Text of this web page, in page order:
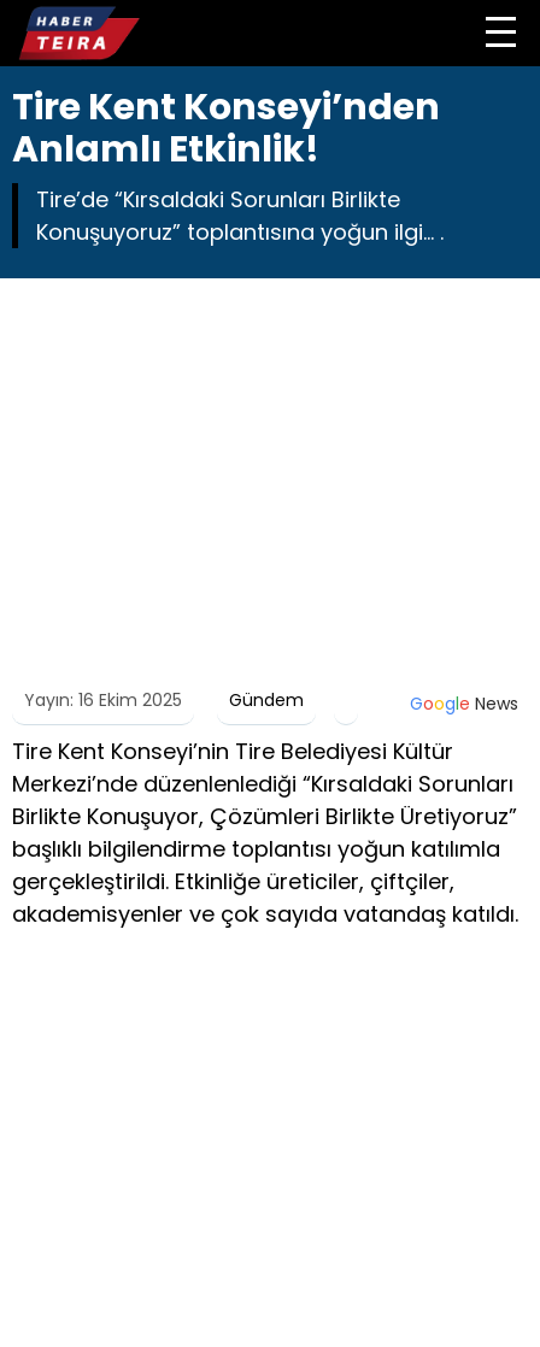
Tire Kent Konseyi’nden
Anlamlı Etkinlik!
Tire’de “Kırsaldaki Sorunları Birlikte
Konuşuyoruz” toplantısına yoğun ilgi... .
Yayın: 16 Ekim 2025 Gündem Google News
Tire Kent Konseyi’nin Tire Belediyesi Kültür
Merkezi’nde düzenlenlediği “Kırsaldaki Sorunları
Birlikte Konuşuyor, Çözümleri Birlikte Üretiyoruz”
başlıklı bilgilendirme toplantısı yoğun katılımla
gerçekleştirildi. Etkinliğe üreticiler, çiftçiler,
akademisyenler ve çok sayıda vatandaş katıldı.